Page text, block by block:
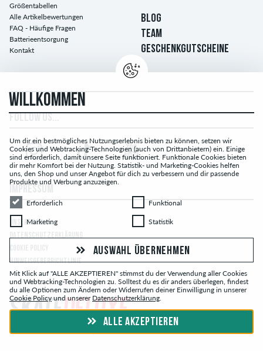
Größentabellen
Alle Artikelbewertungen
FAQ - Häufige Fragen
Batterieentsorgung
Kontakt
BLOG
TEAM
GESCHENKGUTSCHEINE
UNSERE AGB
DATENSCHUTZERKLÄRUNG
HINWEISGEBERRICHTLINIE
© skatedeluxe.ch Skateshop 2026
WILLKOMMEN
Um dir ein bestmögliches Nutzungserlebnis bieten zu können, setzen wir
Cookies und Webtracking-Technologien (auch von Drittanbietern) ein. Einige
sind erforderlich, damit unsere Seite funktioniert. Funktionale Cookies bieten
dir mehr Komfort bei der Nutzung. Statistik- und Marketing-Cookies helfen
uns, den Shop und unser Angebot für dich zu verbessern und dir passende
Produkte und Werbung anzuzeigen.
Erforderlich
Erforderlich FunktionalFunktional
MarketingMarketing StatistikStatistik
AUSWAHL ÜBERNEHMEN
Mit Klick auf "ALLE AKZEPTIEREN" stimmst du der Verwendung aller Cookies
und Webtracking-Technologien zu. Solltest du es dir anders überlegen, findest
du alle Optionen zum Ändern oder Widerrufen deiner Einwilligung in unserer
Cookie Policy und unserer Datenschutzerklärung.
ALLE AKZEPTIEREN